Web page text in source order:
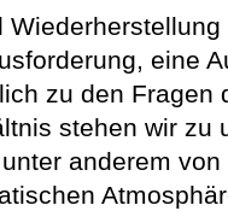
eine
zu den Fragen
stehen wir zu
anderem von